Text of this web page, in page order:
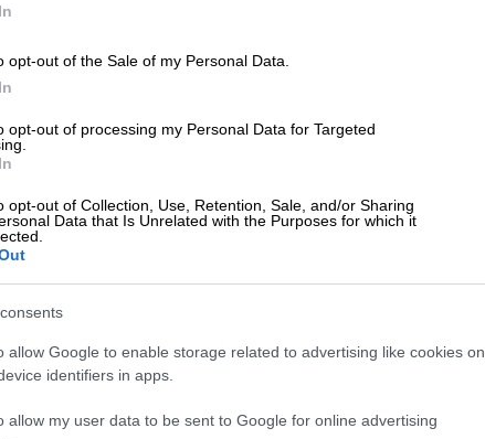
opt-out of the Sale of my Personal Data.
opt-out of processing my Personal Data for Targeted
opt-out of Collection, Use, Retention, Sale, and/or Sharing
Data that Is Unrelated with the Purposes for which it
allow Google to enable storage related to advertising like cookies on
identifiers in apps.
allow my user data to be sent to Google for online advertising
Τσιτσιπά και του 29χρονου
στον τελικό του διπλού στο Μαϊάμι
είχε την φρεσκάδα αλλά υποκλίθηκαν
Μπράιαν. Οι 40χρονοι αμερικανοί που
7-5 και 7-6 (8) και να κατακτήσουν τον
Slam και είχε μαζί τον αδερφό του
έχει κατακτήσει 122 τίτλους στην